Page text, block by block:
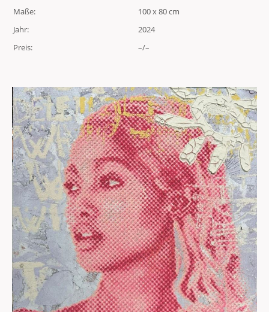
Maße:
100 x 80 cm
Jahr:
2024
Preis:
–/–